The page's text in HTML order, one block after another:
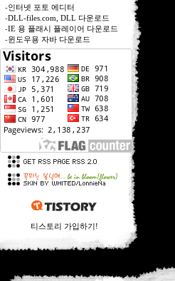
-인터넷 포토 에디터
-DLL-files.com, DLL 다운로드
-IE 용 플래시 플레이어 다운로드
-윈도우용 자바 다운로드
티스토리 가입하기!